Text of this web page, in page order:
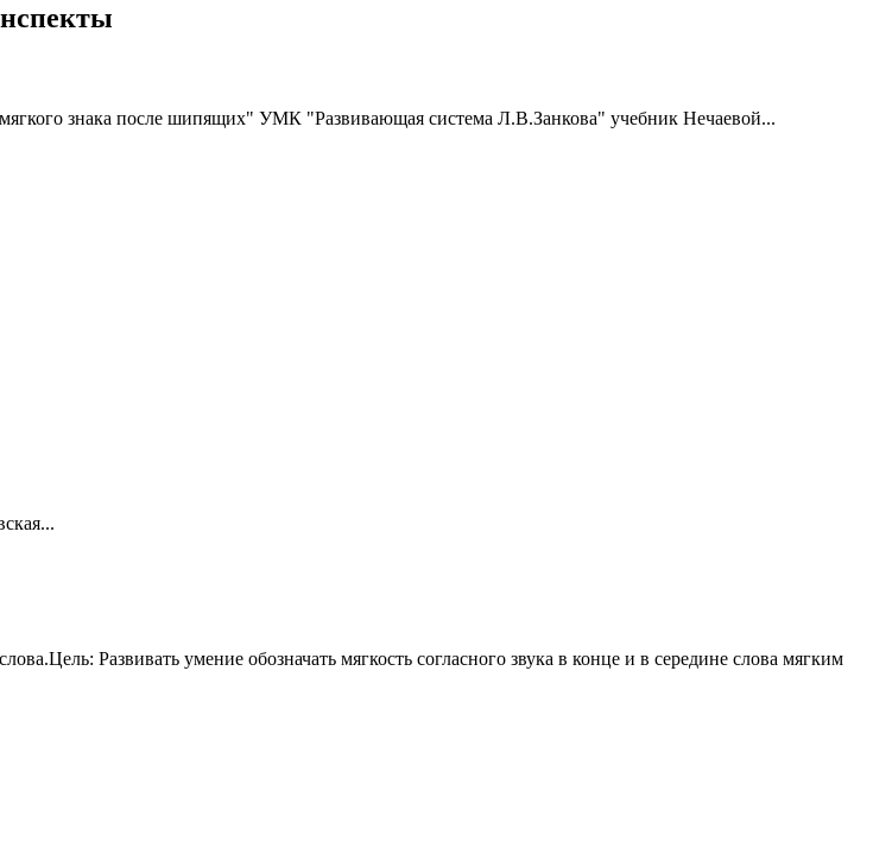
знака после шипящих" УМК "Развивающая система Л.В.Занкова" учебник Нечаевой...
Развивать умение обозначать мягкость согласного звука в конце и в середине слова мягким